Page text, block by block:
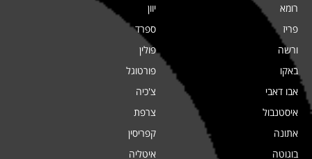
רומא
פריז
ורשה
באקו
אבו דאבי
איסטנבול
אתונה
בוגוטה
יוון
ספרד
פולין
פורטוגל
צ'כיה
צרפת
קפריסין
איטליה